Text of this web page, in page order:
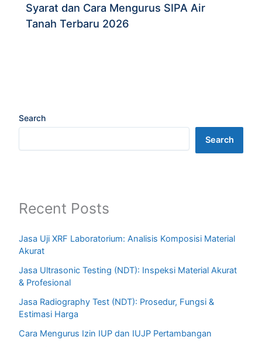
Syarat dan Cara Mengurus SIPA Air
Tanah Terbaru 2026
Search
Search
Recent Posts
Jasa Uji XRF Laboratorium: Analisis Komposisi Material
Akurat
Jasa Ultrasonic Testing (NDT): Inspeksi Material Akurat
& Profesional
Jasa Radiography Test (NDT): Prosedur, Fungsi &
Estimasi Harga
Cara Mengurus Izin IUP dan IUJP Pertambangan